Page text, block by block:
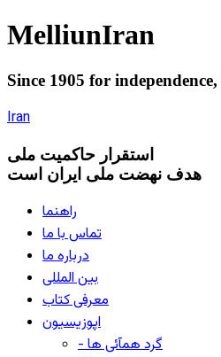
MelliunIran
Since 1905 for independence,
Iran
استقرار حاکميت ملی
هدف نهضت ملی ایران است
راهنما
تماس با ما
درباره ما
بین المللی
معرفی کتاب
اپوزیسیون
- گرد همآئی ها